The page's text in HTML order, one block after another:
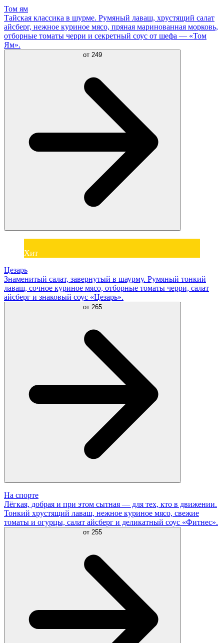
Том ям
Тайская классика в шурме. Румяный лаваш, хрустящий салат
айсберг, нежное куриное мясо, пряная маринованная морковь,
отборные томаты черри и секретный соус от шефа — «Том
Ям».
от 249
Хит
Цезарь
Знаменитый салат, завернутый в шаурму. Румяный тонкий
лаваш, сочное куриное мясо, отборные томаты черри, салат
айсберг и знаковый соус «Цезарь».
от 265
На спорте
Лёгкая, добрая и при этом сытная — для тех, кто в движении.
Тонкий хрустящий лаваш, нежное куриное мясо, свежие
томаты и огурцы, салат айсберг и деликатный соус «Фитнес».
от 255